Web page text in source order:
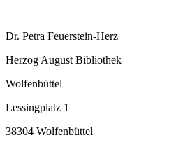
Dr. Petra Feuerstein-Herz
Herzog August Bibliothek
Wolfenbüttel
Lessingplatz 1
38304 Wolfenbüttel